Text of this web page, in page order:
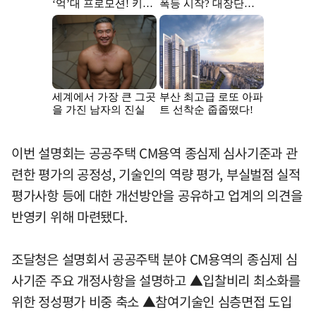
이번 설명회는 공공주택 CM용역 종심제 심사기준과 관
련한 평가의 공정성, 기술인의 역량 평가, 부실벌점 실적
평가사항 등에 대한 개선방안을 공유하고 업계의 의견을
반영키 위해 마련됐다.
조달청은 설명회서 공공주택 분야 CM용역의 종심제 심
사기준 주요 개정사항을 설명하고 ▲입찰비리 최소화를
위한 정성평가 비중 축소 ▲참여기술인 심층면접 도입